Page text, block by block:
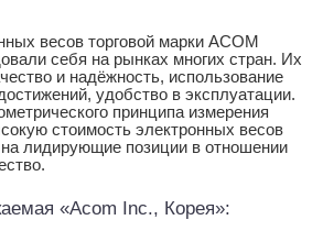
весов торговой марки ACOM
себя на рынках многих стран. Их
и надёжность, использование
удобство в эксплуатации.
принципа измерения
стоимость электронных весов
лидирующие позиции в отношении
«Acom Inc., Корея»: